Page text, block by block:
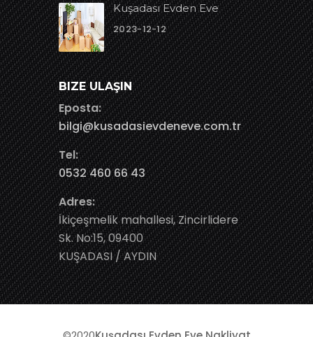
Kuşadası Evden Eve
2023-12-12
BIZE ULAŞIN
Eposta:
bilgi@kusadasievdeneve.com.tr
Tel:
0532 460 66 43
Adres:
İkiçeşmelik mahallesi, Zincirlidere
Sk. No:15, 09400
KUŞADASI / AYDIN